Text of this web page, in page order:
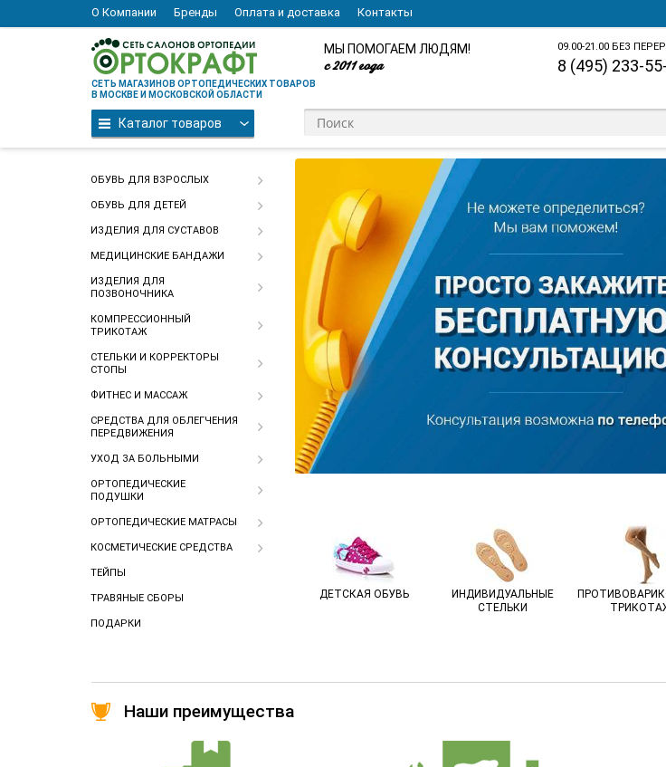
О Компании Бренды Оплата и доставка Контакты
СЕТЬ МАГАЗИНОВ ОРТОПЕДИЧЕСКИХ ТОВАРОВ
В МОСКВЕ И МОСКОВСКОЙ ОБЛАСТИ
Каталог товаров
МЫ ПОМОГАЕМ ЛЮДЯМ!
с 2011 года
09.00-21.00 БЕЗ
8 (495) 233-
Каталог товаров
ОБУВЬ ДЛЯ ВЗРОСЛЫХ
ОБУВЬ ДЛЯ ДЕТЕЙ
ИЗДЕЛИЯ ДЛЯ СУСТАВОВ
МЕДИЦИНСКИЕ БАНДАЖИ
ИЗДЕЛИЯ ДЛЯ
ПОЗВОНОЧНИКА
КОМПРЕССИОННЫЙ
ТРИКОТАЖ
СТЕЛЬКИ И КОРРЕКТОРЫ
СТОПЫ
ФИТНЕС И МАССАЖ
СРЕДСТВА ДЛЯ ОБЛЕГЧЕНИЯ
ПЕРЕДВИЖЕНИЯ
УХОД ЗА БОЛЬНЫМИ
ОРТОПЕДИЧЕСКИЕ
ПОДУШКИ
ОРТОПЕДИЧЕСКИЕ МАТРАСЫ
КОСМЕТИЧЕСКИЕ СРЕДСТВА
ТЕЙПЫ
ТРАВЯНЫЕ СБОРЫ
ПОДАРКИ
ДЕТСКАЯ ОБУВЬ
ИНДИВИДУАЛЬНЫЕ
СТЕЛЬКИ
Наши преимущества